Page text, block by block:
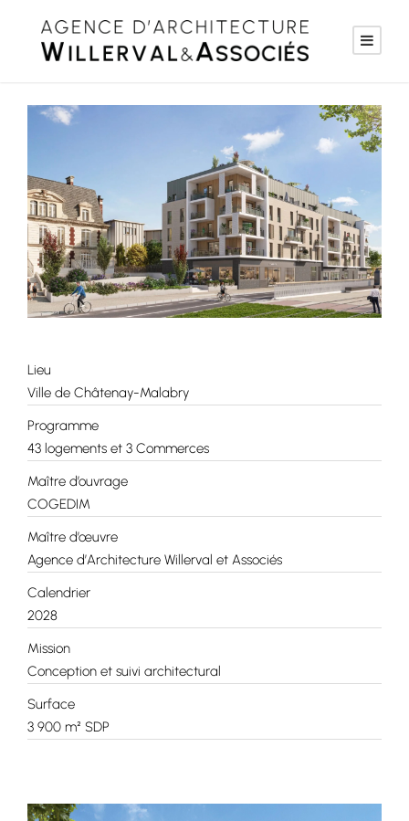
Lieu
Ville de Châtenay-Malabry
Programme
43 logements et 3 Commerces
Maître d’ouvrage
COGEDIM
Maître d’œuvre
Agence d’Architecture Willerval et Associés
Calendrier
2028
Mission
Conception et suivi architectural
Surface
3 900 m² SDP